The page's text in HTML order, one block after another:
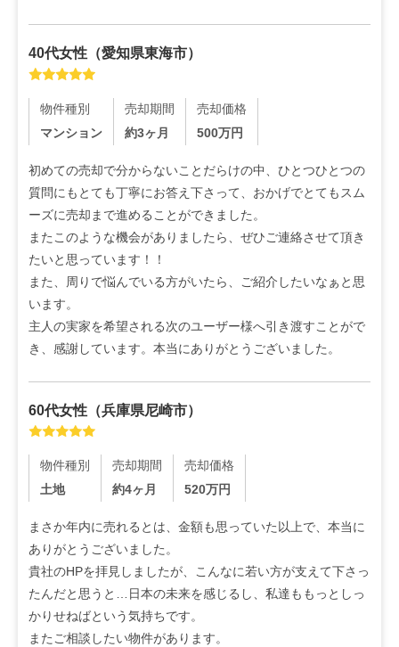
40代女性 （愛知県東海市）
物件種別
マンション
売却期間
約3ヶ月
売却価格
500万円
初めての売却で分からないことだらけの中、ひとつひとつの
質問にもとても丁寧にお答え下さって、おかげでとてもスム
ーズに売却まで進めることができました。
またこのような機会がありましたら、ぜひご連絡させて頂き
たいと思っています！！
また、周りで悩んでいる方がいたら、ご紹介したいなぁと思
います。
主人の実家を希望される次のユーザー様へ引き渡すことがで
き、感謝しています。本当にありがとうございました。
60代女性 （兵庫県尼崎市）
物件種別
土地
売却期間
約4ヶ月
売却価格
520万円
まさか年内に売れるとは、金額も思っていた以上で、本当に
ありがとうございました。
貴社のHPを拝見しましたが、こんなに若い方が支えて下さっ
たんだと思うと…日本の未来を感じるし、私達ももっとしっ
かりせねばという気持ちです。
またご相談したい物件があります。